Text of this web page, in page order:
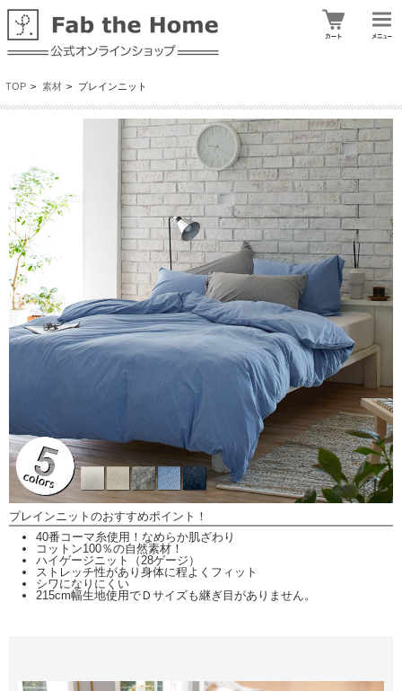
TOP > 素材 > プレインニット
プレインニットのおすすめポイント！
40番コーマ糸使用！なめらか肌ざわり
コットン100％の自然素材！
ハイゲージニット（28ゲージ）
ストレッチ性があり身体に程よくフィット
シワになりにくい
215cm幅生地使用でＤサイズも継ぎ目がありません。